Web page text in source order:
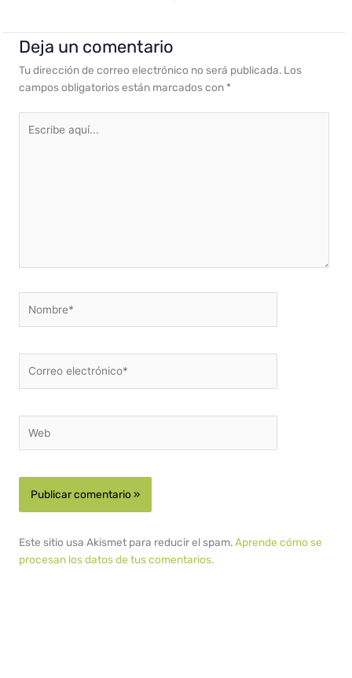
Deja un comentario
Tu dirección de correo electrónico no será publicada. Los
campos obligatorios están marcados con *
aquí...
electrónico*
Este sitio usa Akismet para reducir el spam.Aprende cómo se
procesan los datos de tus comentarios.